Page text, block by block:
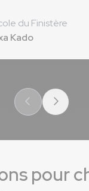
prix
en œuvre
du Finistère
Kado
pour